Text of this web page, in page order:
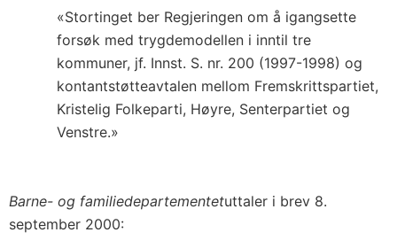
«Stortinget ber Regjeringen om å igangsette
forsøk med trygdemodellen i inntil tre
kommuner, jf. Innst. S. nr. 200 (1997-1998) og
kontantstøtteavtalen mellom Fremskrittspartiet,
Kristelig Folkeparti, Høyre, Senterpartiet og
Venstre.»
Barne- og familiedepartementetuttaler i brev 8.
september 2000: